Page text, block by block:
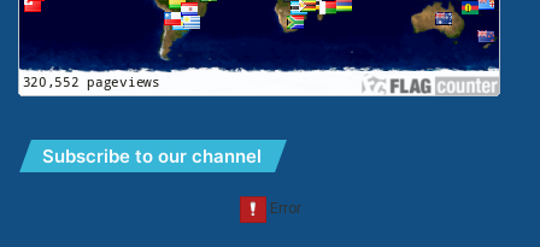
Subscribe to our channel